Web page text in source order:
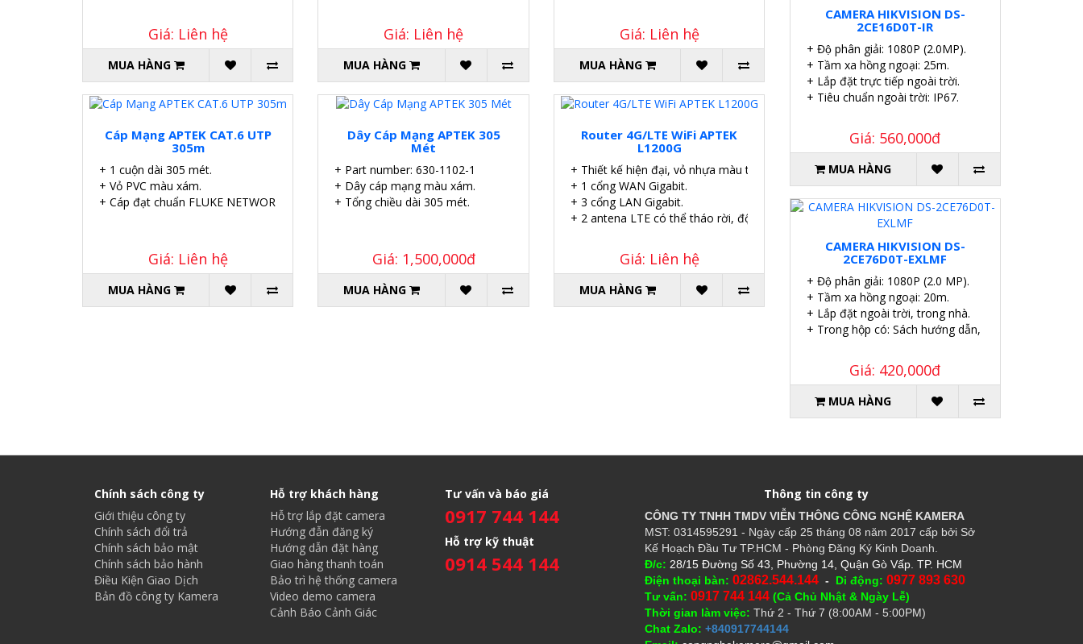
Giá: Liên hệ
MUA HÀNG
Giá: Liên hệ
MUA HÀNG
Giá: Liên hệ
MUA HÀNG
Cáp Mạng APTEK CAT.6 UTP
305m
+ 1 cuộn dài 305 mét.
+ Vỏ PVC màu xám.
+ Cáp đạt chuẩn FLUKE NETWORKS.
Giá: Liên hệ
MUA HÀNG
Dây Cáp Mạng APTEK 305
Mét
+ Part number: 630-1102-1
+ Dây cáp mạng màu xám.
+ Tổng chiều dài 305 mét.
Giá: 1,500,000đ
MUA HÀNG
Router 4G/LTE WiFi APTEK
L1200G
+ Thiết kế hiện đại, vỏ nhựa màu trắng.
+ 1 cổng WAN Gigabit.
+ 3 cổng LAN Gigabit.
+ 2 antena LTE có thể tháo rời, độ nhạy cao.
Giá: Liên hệ
MUA HÀNG
CAMERA HIKVISION DS-
2CE16D0T-IR
+ Độ phân giải: 1080P (2.0MP).
+ Tầm xa hồng ngoại: 25m.
+ Lắp đặt trực tiếp ngoài trời.
+ Tiêu chuẩn ngoài trời: IP67.
Giá: 560,000đ
MUA HÀNG
CAMERA HIKVISION DS-
2CE76D0T-EXLMF
+ Độ phân giải: 1080P (2.0 MP).
+ Tầm xa hồng ngoại: 20m.
+ Lắp đặt ngoài trời, trong nhà.
+ Trong hộp có: Sách hướng dẫn, Ốc vít tắc kê.
Giá: 420,000đ
MUA HÀNG
Chính sách công ty
Giới thiệu công ty
Chính sách đổi trả
Chính sách bảo mật
Chính sách bảo hành
Điều Kiện Giao Dịch
Bản đồ công ty Kamera
Hỗ trợ khách hàng
Hỗ trợ lắp đặt camera
Hướng đẫn đăng ký
Hướng dẫn đặt hàng
Giao hàng thanh toán
Bảo trì hệ thống camera
Video demo camera
Cảnh Báo Cảnh Giác
Tư vấn và báo giá
0917 744 144
Hỗ trợ kỹ thuật
0914 544 144
Thông tin công ty
CÔNG TY TNHH TMDV VIỄN THÔNG CÔNG NGHỆ KAMERA
MST: 0314595291 - Ngày cấp 25 tháng 08 năm 2017 cấp bởi Sở
Kế Hoạch Đầu Tư TP.HCM - Phòng Đăng Ký Kinh Doanh.
Đ/c: 28/15 Đường Số 43, Phường 14, Quận Gò Vấp. TP. HCM
Điện thoại bàn: 02862.544.144 - Di động: 0977 893 630
Tư vấn: 0917 744 144 (Cả Chủ Nhật & Ngày Lễ)
Thời gian làm việc: Thứ 2 - Thứ 7 (8:00AM - 5:00PM)
Chat Zalo: +840917744144